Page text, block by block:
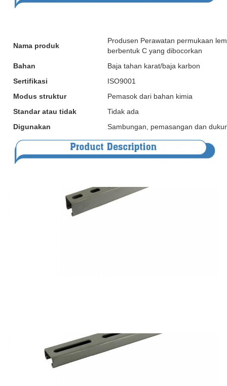
Nama produk
Produsen Perawatan permukaan
berbentuk C yang dibocorkan
Bahan
Baja tahan karat/baja karbon
Sertifikasi
ISO9001
Modus struktur
Pemasok dari bahan kimia
Standar atau tidak
Tidak ada
Digunakan
Sambungan, pemasangan dan